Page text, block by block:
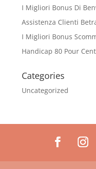
I Migliori Bonus Di
Assistenza Clienti
I Migliori Bonus
Handicap 80 Pour Cent
Categories
Uncategorized